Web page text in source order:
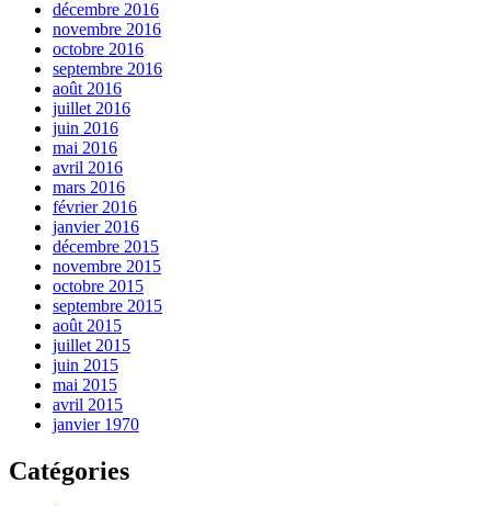
décembre 2016
novembre 2016
octobre 2016
septembre 2016
août 2016
juillet 2016
juin 2016
mai 2016
avril 2016
mars 2016
février 2016
janvier 2016
décembre 2015
novembre 2015
octobre 2015
septembre 2015
août 2015
juillet 2015
juin 2015
mai 2015
avril 2015
janvier 1970
Catégories